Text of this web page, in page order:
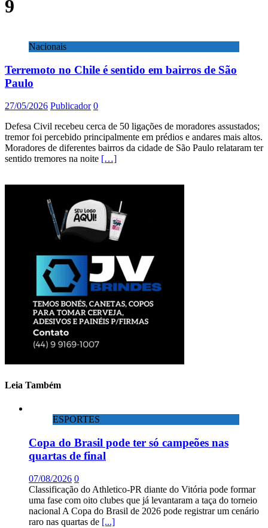
9
Nacionais
Terremoto no Chile é sentido em bairros de São
Paulo
27/05/2026 Publicador 0
Defesa Civil recebeu cerca de 50 ligações de moradores assustados;
tremor foi percebido principalmente em prédios e andares mais altos.
Moradores de diferentes bairros da cidade de São Paulo relataram ter
sentido tremores na noite […]
Leia Também
ESPORTES
Copa do Brasil pode ter só campeões nas
quartas de final
07/08/2026 0
Classificação do Athletico-PR diante do Vitória pode formar
uma fase com oito clubes que já levantaram a taça do torneio
nacional A Copa do Brasil de 2026 pode registrar um cenário
raro nas quartas de [...]